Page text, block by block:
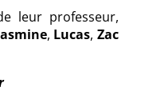
leur professeur,
, Lucas,Zac